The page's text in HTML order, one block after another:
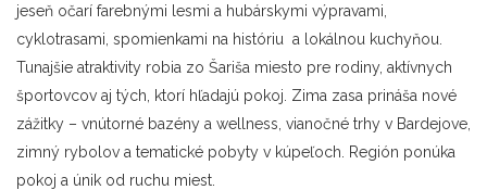
jeseň očarí farebnými lesmi a hubárskymi výpravami,
cyklotrasami, spomienkami na históriu a lokálnou kuchyňou.
Tunajšie atraktivity robia zo Šariša miesto pre rodiny, aktívnych
športovcov aj tých, ktorí hľadajú pokoj. Zima zasa prináša nové
zážitky – vnútorné bazény a wellness, vianočné trhy v Bardejove,
zimný rybolov a tematické pobyty v kúpeľoch. Región ponúka
pokoj a únik od ruchu miest.